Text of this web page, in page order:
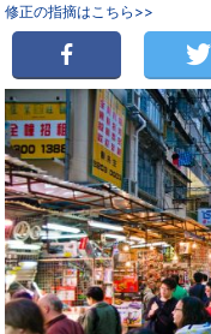
修正の指摘はこちら>>